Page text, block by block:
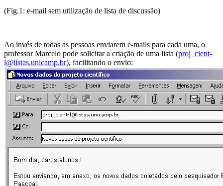
(Fig.1: e-mail sem utilização de lista de discussão)
Ao invés de todas as pessoas enviarem e-mails para cada uma, o
professor Marcelo pode solicitar a criação de uma lista (proj_cient-
l@listas.unicamp.br), facilitando o envio: